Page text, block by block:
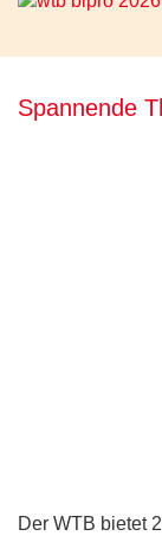
Spannende
Der WTB bietet